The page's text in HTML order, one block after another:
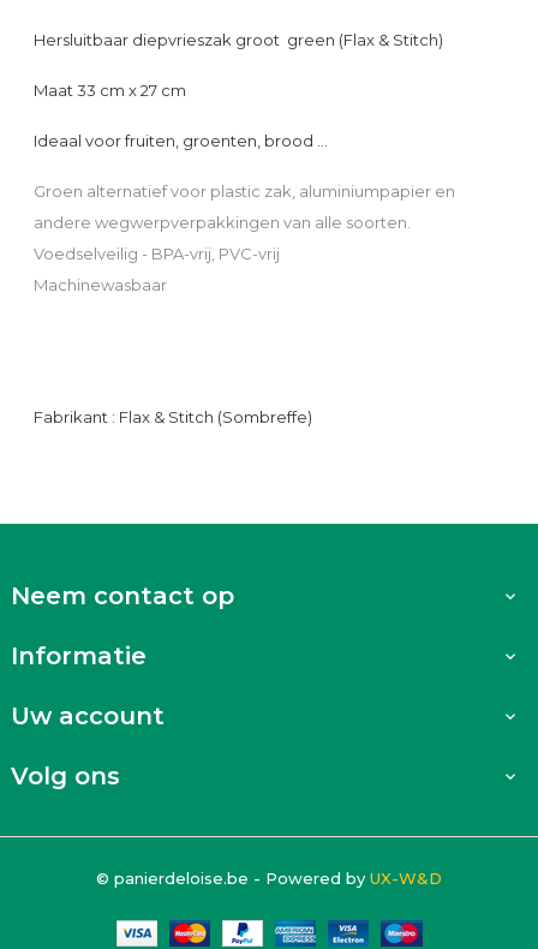
Hersluitbaar diepvrieszak groot green (Flax & Stitch)
Maat 33 cm x 27 cm
Ideaal voor fruiten, groenten, brood ...
Groen alternatief voor plastic zak, aluminiumpapier en
andere wegwerpverpakkingen van alle soorten.
Voedselveilig - BPA-vrij, PVC-vrij
Machinewasbaar
Fabrikant : Flax & Stitch (Sombreffe)
Neem contact op 
Informatie 
Uw account 
Volg ons 
© panierdeloise.be - Powered by UX-W&D